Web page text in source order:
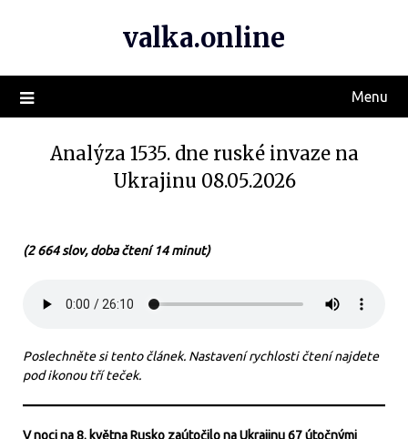
valka.online
Menu
Analýza 1535. dne ruské invaze na
Ukrajinu 08.05.2026
(2 664 slov, doba čtení 14 minut)
Poslechněte si tento článek. Nastavení rychlosti čtení najdete
pod ikonou tří teček.
V noci na 8. května Rusko zaútočilo na Ukrajinu 67 útočnými